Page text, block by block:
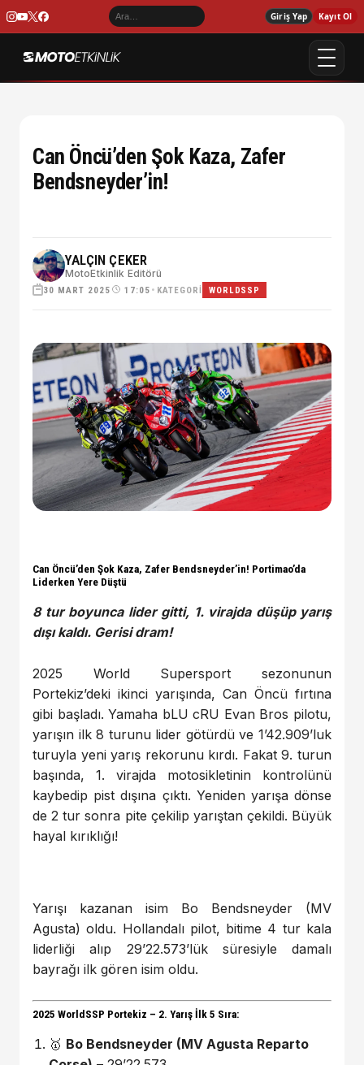
Giriş Yap Kayıt Ol
Can Öncü’den Şok Kaza, Zafer
Bendsneyder’in!
YALÇIN ÇEKER
MotoEtkinlik Editörü
30 MART 2025 17:05 • KATEGORI WORLDSSP
Can Öncü’den Şok Kaza, Zafer Bendsneyder’in! Portimao’da
Liderken Yere Düştü
8 tur boyunca lider gitti, 1. virajda düşüp yarış
dışı kaldı. Gerisi dram!
2025 World Supersport sezonunun
Portekiz’deki ikinci yarışında, Can Öncü fırtına
gibi başladı. Yamaha bLU cRU Evan Bros pilotu,
yarışın ilk 8 turunu lider götürdü ve 1’42.909’luk
turuyla yeni yarış rekorunu kırdı. Fakat 9. turun
başında, 1. virajda motosikletinin kontrolünü
kaybedip pist dışına çıktı. Yeniden yarışa dönse
de 2 tur sonra pite çekilip yarıştan çekildi. Büyük
hayal kırıklığı!
Yarışı kazanan isim Bo Bendsneyder (MV
Agusta) oldu. Hollandalı pilot, bitime 4 tur kala
liderliği alıp 29’22.573’lük süresiyle damalı
bayrağı ilk gören isim oldu.
2025 WorldSSP Portekiz – 2. Yarış İlk 5 Sıra:
🥇 Bo Bendsneyder (MV Agusta Reparto